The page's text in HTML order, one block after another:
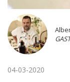
04-03-2020